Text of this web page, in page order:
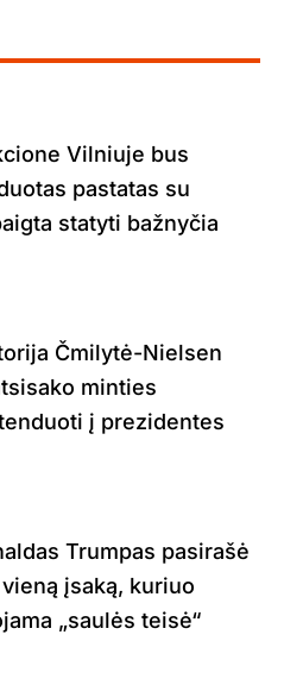
Vilniuje bus
pastatas su
statyti bažnyčia
Čmilytė-Nielsen
minties
į prezidentes
Trumpas pasirašė
įsaką, kuriuo
„saulės teisė“